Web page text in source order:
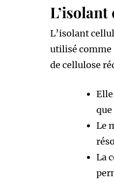
L’isolant
utilisé comme
de cellulose
Le
La